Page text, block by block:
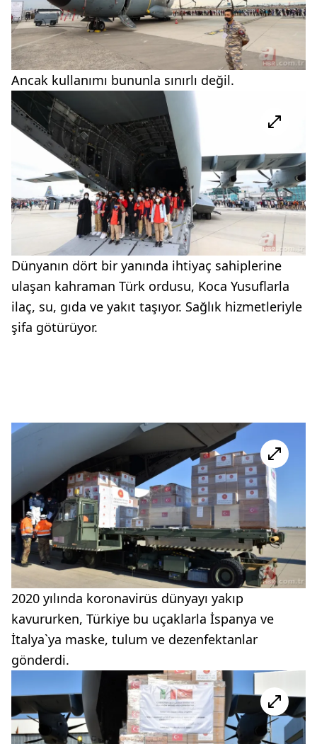
Ancak kullanımı bununla sınırlı değil.
Dünyanın dört bir yanında ihtiyaç sahiplerine
ulaşan kahraman Türk ordusu, Koca Yusuflarla
ilaç, su, gıda ve yakıt taşıyor. Sağlık hizmetleriyle
şifa götürüyor.
2020 yılında koronavirüs dünyayı yakıp
kavururken, Türkiye bu uçaklarla İspanya ve
İtalya`ya maske, tulum ve dezenfektanlar
gönderdi.